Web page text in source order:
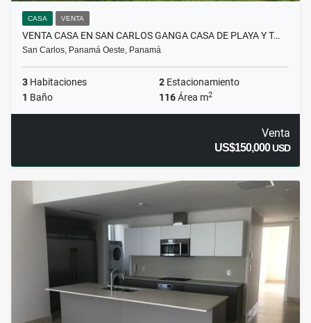
CASA VENTA
VENTA CASA EN SAN CARLOS GANGA CASA DE PLAYA Y T…
San Carlos, Panamá Oeste, Panamá
3 Habitaciones 2 Estacionamiento
1 Baño 116Área m2
Venta
US$150,000USD